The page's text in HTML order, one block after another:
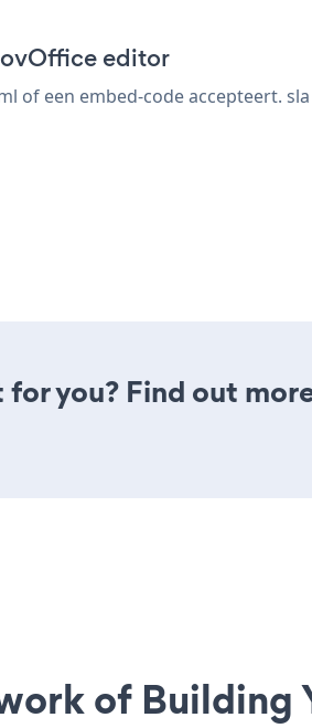
editor
of een embed-code accepteert.
you? Find out
of Building